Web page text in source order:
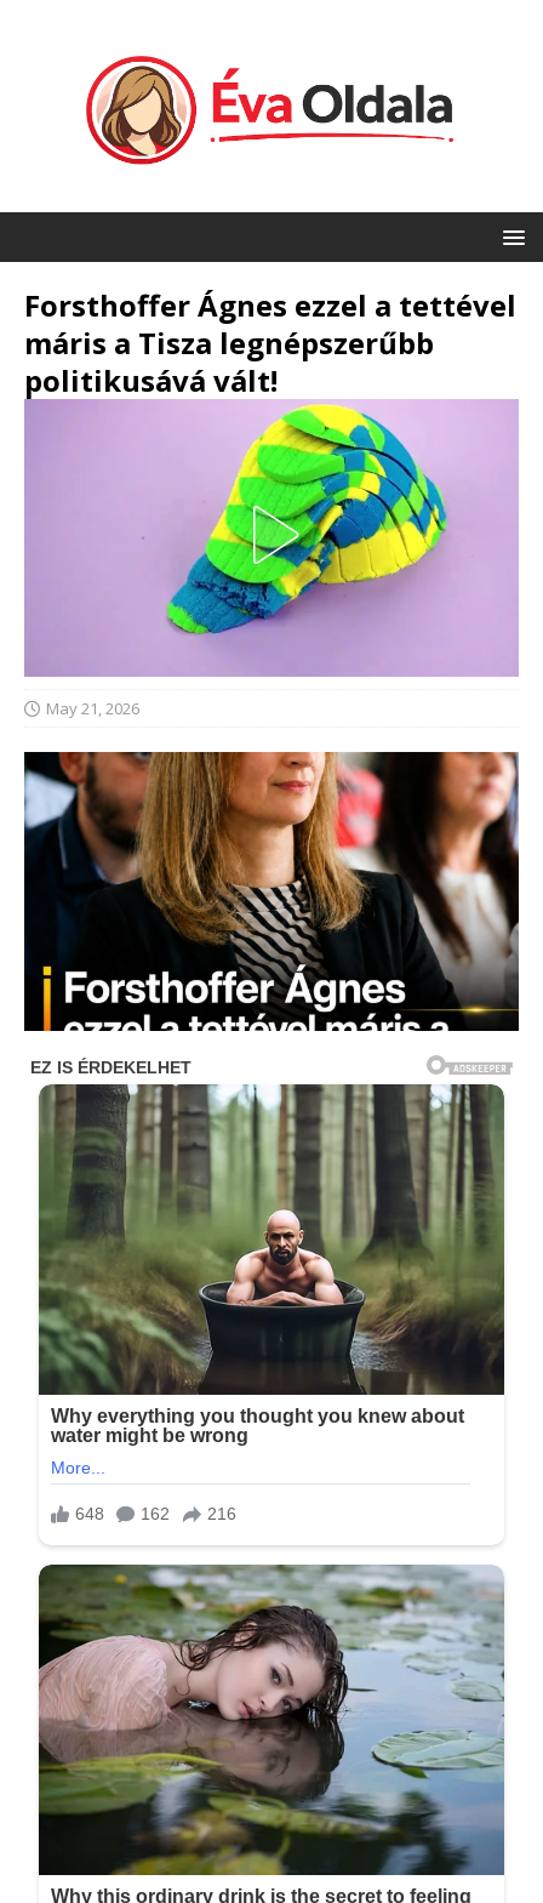
Forsthoffer Ágnes ezzel a tettével
máris a Tisza legnépszerűbb
politikusává vált!
May 21, 2026